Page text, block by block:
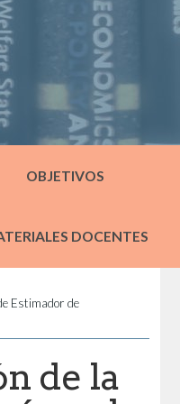
OBJETIVOS
DOCENTES
Estimador de
de la